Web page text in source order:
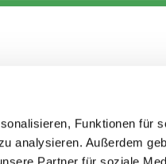
Funktionen für
analysieren. Außerdem
berlin.de